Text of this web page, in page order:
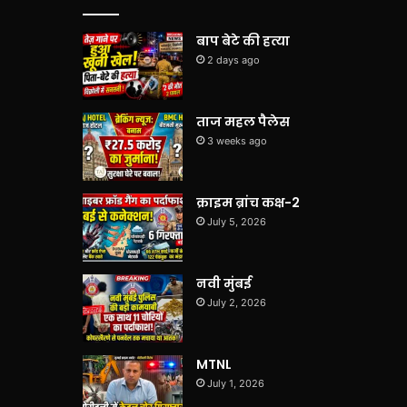
बाप बेटे की हत्या
2 days ago
ताज महल पैलेस
3 weeks ago
क्राइम ब्रांच कक्ष-2
July 5, 2026
नवी मुंबई
July 2, 2026
MTNL
July 1, 2026